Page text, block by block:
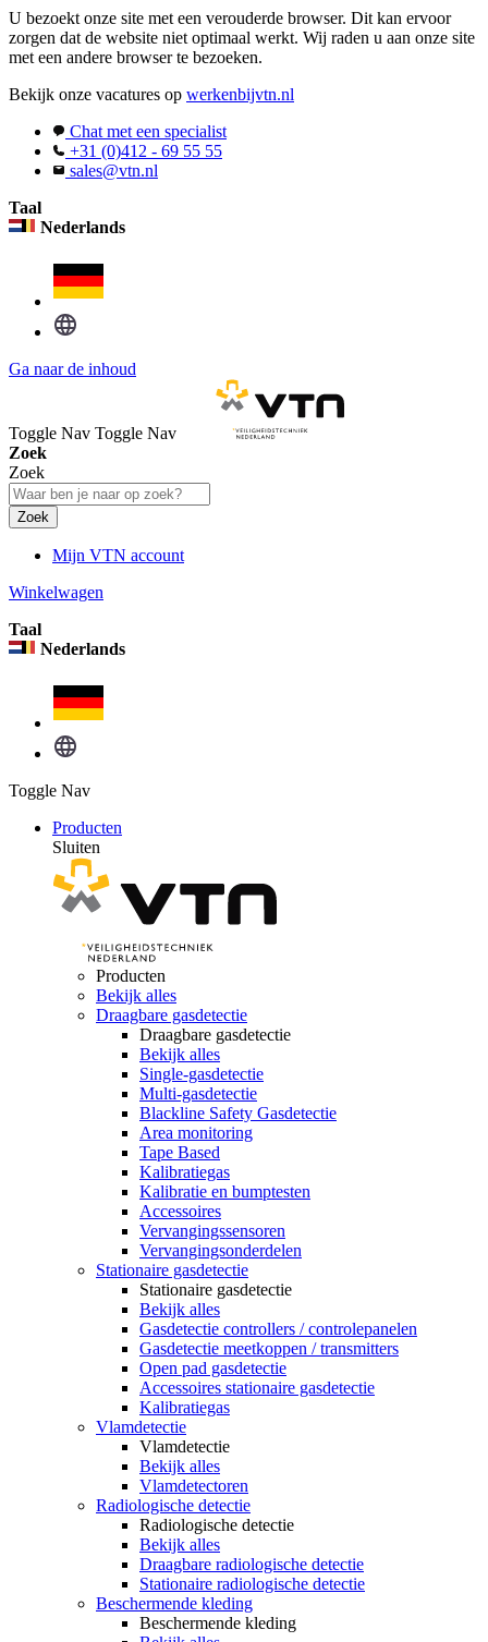
U bezoekt onze site met een verouderde browser. Dit kan ervoor
zorgen dat de website niet optimaal werkt. Wij raden u aan onze site
met een andere browser te bezoeken.
Bekijk onze vacatures op werkenbijvtn.nl
Chat met een specialist
+31 (0)412 - 69 55 55
sales@vtn.nl
Taal
Nederlands
Ga naar de inhoud
Toggle Nav Toggle Nav
Zoek
Zoek
Zoek
Mijn VTN account
Winkelwagen
Taal
Nederlands
Toggle Nav
Producten
Sluiten
Producten
Bekijk alles
Draagbare gasdetectie
Draagbare gasdetectie
Bekijk alles
Single-gasdetectie
Multi-gasdetectie
Blackline Safety Gasdetectie
Area monitoring
Tape Based
Kalibratiegas
Kalibratie en bumptesten
Accessoires
Vervangingssensoren
Vervangingsonderdelen
Stationaire gasdetectie
Stationaire gasdetectie
Bekijk alles
Gasdetectie controllers / controlepanelen
Gasdetectie meetkoppen / transmitters
Open pad gasdetectie
Accessoires stationaire gasdetectie
Kalibratiegas
Vlamdetectie
Vlamdetectie
Bekijk alles
Vlamdetectoren
Radiologische detectie
Radiologische detectie
Bekijk alles
Draagbare radiologische detectie
Stationaire radiologische detectie
Beschermende kleding
Beschermende kleding